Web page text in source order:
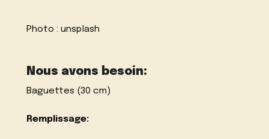
Photo :unsplash
Nous avons besoin:
Baguettes (30 cm)
Remplissage: